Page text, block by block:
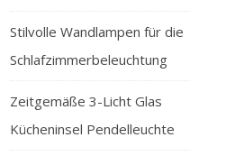
Stilvolle Wandlampen für die
Schlafzimmerbeleuchtung
Zeitgemäße 3-Licht Glas
Kücheninsel Pendelleuchte